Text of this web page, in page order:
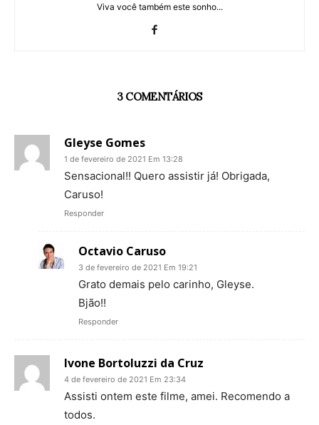
Viva você também este sonho...
3 COMENTÁRIOS
Gleyse Gomes
1 de fevereiro de 2021 Em 13:28
Sensacional!! Quero assistir já! Obrigada,
Caruso!
Responder
Octavio Caruso
3 de fevereiro de 2021 Em 19:21
Grato demais pelo carinho, Gleyse.
Bjão!!
Responder
Ivone Bortoluzzi da Cruz
4 de fevereiro de 2021 Em 23:34
Assisti ontem este filme, amei. Recomendo a
todos.